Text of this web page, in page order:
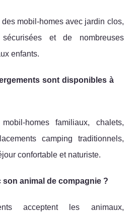
mobil-homes avec jardin clos,
et de nombreuses
enfants.
sont disponibles à
homes familiaux, chalets,
camping traditionnels,
confortable et naturiste.
son animal de compagnie ?
acceptent les animaux,